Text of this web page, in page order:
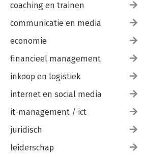
coaching en trainen
communicatie en media
economie
financieel management
inkoop en logistiek
internet en social media
it-management / ict
juridisch
leiderschap